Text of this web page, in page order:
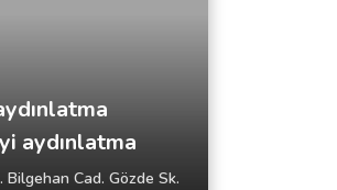
aydınlatma
Cad. Gözde Sk.